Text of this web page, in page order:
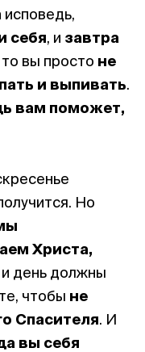
исповедь,
себя, и завтра
то вы просто не
и выпивать.
вам поможет,
Но
Христа,
и день должны
чтобы не
Спасителя. И
вы себя